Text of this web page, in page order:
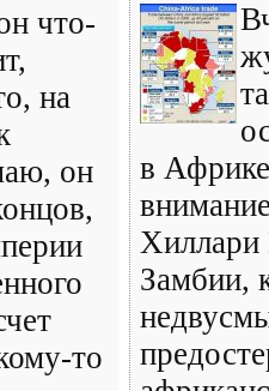
что-
на
он
то
в
Хиллари
Замбии,